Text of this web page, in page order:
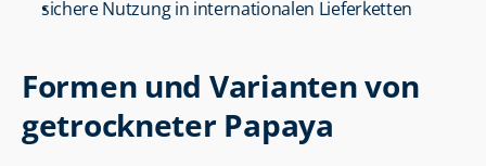
sichere Nutzung in internationalen Lieferketten
Formen und Varianten von
getrockneter Papaya